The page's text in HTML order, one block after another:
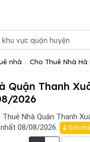
nhà Cho Thuê Nhà Hà
Quận Thanh
2026
Thuê Nhà Quận Thanh
08/08/2026.
Giới